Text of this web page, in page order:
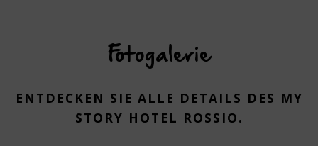
Fotogalerie
ENTDECKEN SIE ALLE DETAILS DES MY
STORY HOTEL ROSSIO.